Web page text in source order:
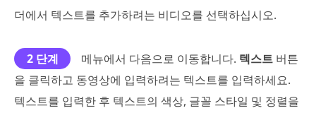
더에서 텍스트를 추가하려는 비디오를 선택하십시오.
2 단계 메뉴에서 다음으로 이동합니다. 텍스트 버튼
을 클릭하고 동영상에 입력하려는 텍스트를 입력하세요.
텍스트를 입력한 후 텍스트의 색상, 글꼴 스타일 및 정렬을